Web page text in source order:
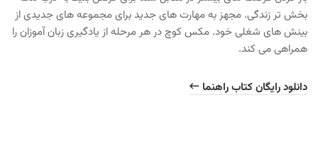
بخش تر زندگی. مجهز به مهارت های جدید برای مجموعه های جدیدی از
بینش های شغلی خود. مکس کوچ در هر مرحله از یادگیری زبان آموزان را
همراهی می کند.
دانلود رایگان کتاب راهنما